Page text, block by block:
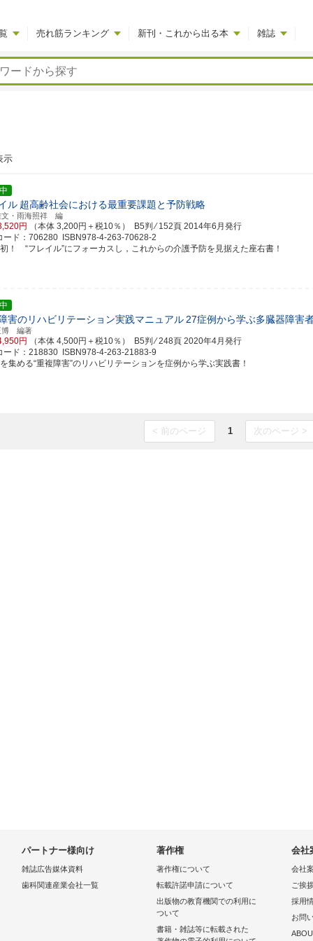
売れ筋ランキング 新刊・これから出る本 雑誌
示
ル 超高齢社会における最重要課題と予防戦略
文・雨海照祥 編
円 （本体 3,200円＋税10％） B5判 ⁄ 152頁 2014年6月発行
ード：706280 ISBN978-4-263-70628-2
！ “フレイル”にフォーカスし，これからの介護予防を見据えた座右書！
害のリハビリテーション実践マニュアル27症例から学ぶ多臓器障害
博 編著
円 （本体 4,500円＋税10％） B5判 ⁄ 248頁 2020年4月発行
ード：218830 ISBN978-4-263-21883-9
集める“重複障害”のリハビリテーションを症例から学ぶ実践書！
< 前のページ 1 次のページ >
パートナー様向け
雑誌広告媒体資料
歯科関連産業会社一覧
著作権
著作権について
転載許諾申請について
出版物の教育機関での利用に
ついて
書籍・雑誌等に転載された
会社
会社
ご挨
採用
お問